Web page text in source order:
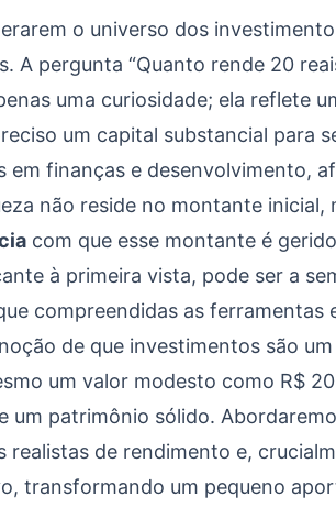
o universo dos
A pergunta “Quanto rende 20
uma curiosidade; ela reflete
um capital substancial para
em finanças e desenvolvimento,
não reside no montante inicial,
com que esse montante é
à primeira vista, pode ser a
compreendidas as ferramentas
de que investimentos são
um valor modesto como R$
um patrimônio sólido.
realistas de rendimento e,
transformando um pequeno